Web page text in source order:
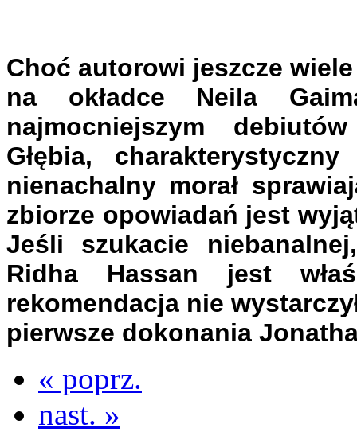
Choć autorowi jeszcze
na okładce Neila
najmocniejszym
Głębia,
nienachalny morał
zbiorze opowiadań jest
Jeśli szukacie
Ridha Hassan jest
rekomendacja nie
pierwsze dokonania
« poprz.
nast. »